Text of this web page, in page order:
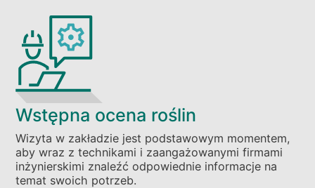
Wstępna ocena roślin
Wizyta w zakładzie jest podstawowym momentem,
aby wraz z technikami i zaangażowanymi firmami
inżynierskimi znaleźć odpowiednie informacje na
temat swoich potrzeb.